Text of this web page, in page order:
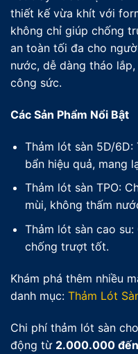
thiết kế vừa khít với
không chỉ giúp chống
an toàn tối đa cho
nước, dễ dàng tháo
công sức.
Các Sản Phẩm Nổi Bật
Thảm lót sàn 5D/
bẩn hiệu quả, mang
Thảm lót sàn TPO:
mùi, không thấm
Thảm lót sàn cao
chống trượt tốt.
Khám phá thêm nhiều
danh mục: Thảm Lót
Chi phí thảm lót sàn
động từ 2.000.000